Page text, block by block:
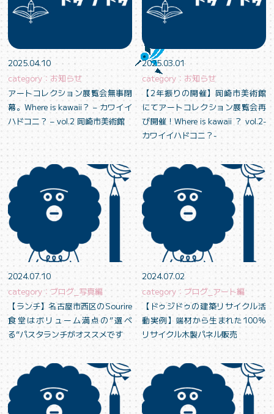
2025.04.10
category：お知らせ
アートコレクション展覧会無事閉
幕。Where is kawaii？ – カワイイ
ハドコニ？ – vol.2 岡崎市美術館
2025.03.01
category：お知らせ
【2年振りの開催】岡崎市美術館
にてアートコレクション展覧会再
び開催！Where is kawaii ？ vol.2-
カワイイハドコニ？-
2024.07.10
category：ブログ_写真編
【ランチ】名古屋市西区のSourire
食堂はボリューム満点の”選べ
る”パスタランチがオススメです
2024.07.02
category：ブログ_アート編
【ドゥジドゥの建築リサイクル活
動実例】端材から生まれた100％
リサイクル木製パネル販売